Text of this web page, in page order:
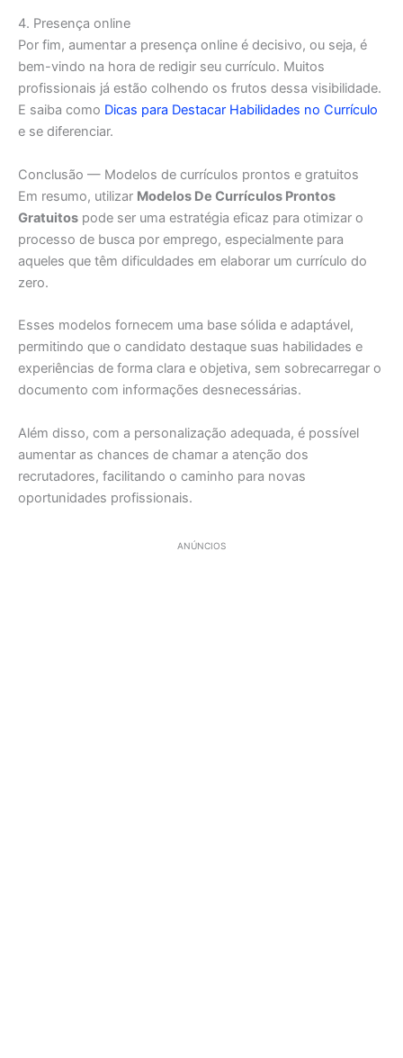
4. Presença online
Por fim, aumentar a presença online é decisivo, ou seja, é
bem-vindo na hora de redigir seu currículo. Muitos
profissionais já estão colhendo os frutos dessa visibilidade.
E saiba como Dicas para Destacar Habilidades no Currículo
e se diferenciar.
Conclusão — Modelos de currículos prontos e gratuitos
Em resumo, utilizar Modelos De Currículos Prontos
Gratuitos pode ser uma estratégia eficaz para otimizar o
processo de busca por emprego, especialmente para
aqueles que têm dificuldades em elaborar um currículo do
zero.
Esses modelos fornecem uma base sólida e adaptável,
permitindo que o candidato destaque suas habilidades e
experiências de forma clara e objetiva, sem sobrecarregar o
documento com informações desnecessárias.
Além disso, com a personalização adequada, é possível
aumentar as chances de chamar a atenção dos
recrutadores, facilitando o caminho para novas
oportunidades profissionais.
ANÚNCIOS